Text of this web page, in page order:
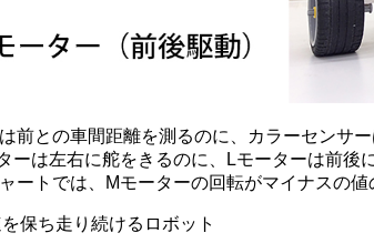
ーは前との車間距離を測るのに、カラーセンサ
ターは左右に舵をきるのに、Lモーターは前後
保ち走り続けるロボット